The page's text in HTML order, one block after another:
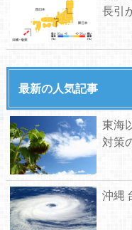
長引
最新の人気記事
東海
対策
沖縄